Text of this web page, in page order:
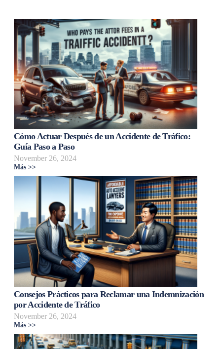
Cómo Actuar Después de un Accidente de Tráfico:
Guía Paso a Paso
November 26, 2024
Más >>
Consejos Prácticos para Reclamar una Indemnización
por Accidente de Tráfico
November 26, 2024
Más >>